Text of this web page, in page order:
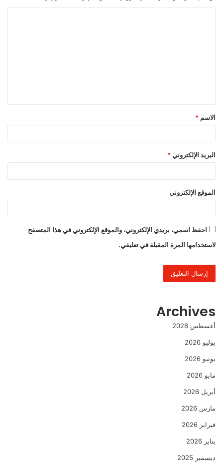
ق
*
الاسم *
البريد الإلكتروني *
الموقع الإلكتروني
احفظ اسمي، بريدي الإلكتروني، والموقع الإلكتروني في هذا المتصفح
لاستخدامها المرة المقبلة في تعليقي.
Archives
أغسطس 2026
يوليو 2026
يونيو 2026
مايو 2026
أبريل 2026
مارس 2026
فبراير 2026
يناير 2026
ديسمبر 2025